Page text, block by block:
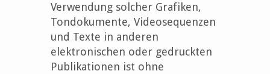
Verwendung solcher Grafiken,
Tondokumente, Videosequenzen
und Texte in anderen
elektronischen oder gedruckten
Publikationen ist ohne